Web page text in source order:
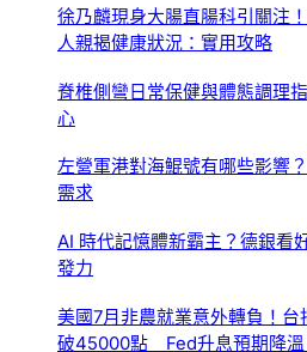
徐乃麟現身大腸直腸科引關注
人親揭健康狀況：實用攻略
脊椎側彎日常保健與體態調理
心
左營軍港對海鯤號有哪些影響
需求
AI 時代記憶體新霸主？德銀看
發力
美國7月非農就業意外轉負！
破45000點 Fed升息預期降溫